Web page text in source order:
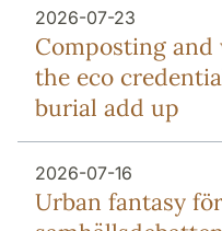
2026-07-23
Composting
the eco
burial add up
2026-07-16
Urban fantasy